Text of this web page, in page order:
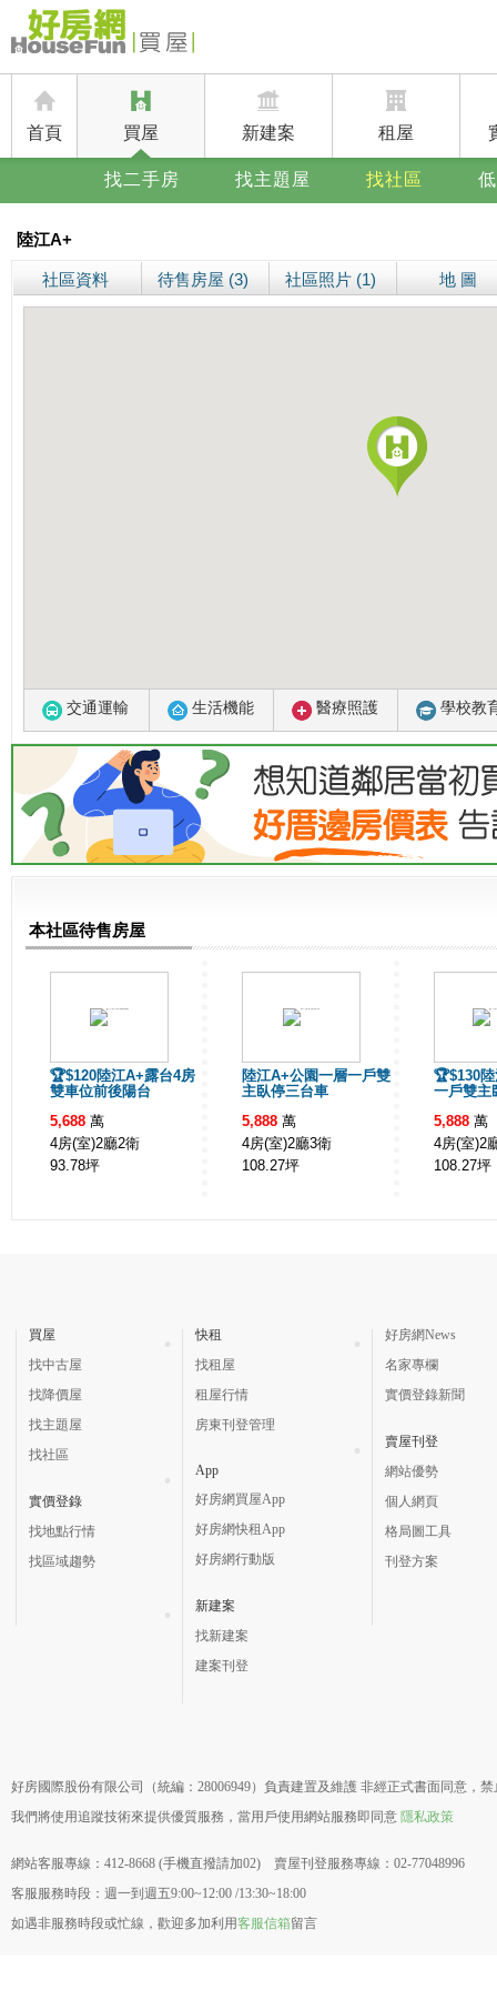
首頁 買屋 新建案 租屋
找二手房 找主題屋 找社區
陸江A+
社區資料 待售房屋 (3) 社區照片 (1) 地 圖
交通運輸 生活機能 醫療照護 學校教
本社區待售房屋
🏆$120陸江A+露台4房
雙車位前後陽台
5,688 萬
4房(室)2廳2衛
93.78坪
陸江A+公園一層一戶雙
主臥停三台車
5,888 萬
4房(室)2廳3衛
108.27坪
🏆$130
一戶雙主
5,888 萬
4房(室)2
108.27坪
買屋
找中古屋
找降價屋
找主題屋
找社區
實價登錄
找地點行情
找區域趨勢
快租
找租屋
租屋行情
房東刊登管理
App
好房網買屋App
好房網快租App
好房網行動版
新建案
找新建案
建案刊登
好房網News
名家專欄
實價登錄新聞
賣屋刊登
網站優勢
個人網頁
格局圖工具
刊登方案
好房國際股份有限公司（統編：28006949）負責建置及維護 非經正式書面同意，
我們將使用追蹤技術來提供優質服務，當用戶使用網站服務即同意 隱私政策
網站客服專線：412-8668 (手機直撥請加02) 賣屋刊登服務專線：02-77048996
客服服務時段：週一到週五9:00~12:00 /13:30~18:00
如遇非服務時段或忙線，歡迎多加利用客服信箱留言